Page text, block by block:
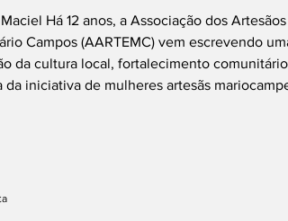
Há 12 anos, a Associação dos
Campos (AARTEMC) vem escrevendo
da cultura local, fortalecimento
da iniciativa de mulheres artesãs